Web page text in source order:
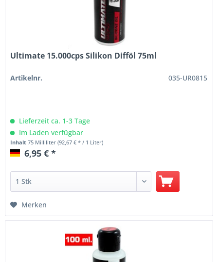
Ultimate 15.000cps Silikon Difföl 75ml
Artikelnr. 035-UR0815
Lieferzeit ca. 1-3 Tage
Im Laden verfügbar
Inhalt75 Milliliter(92,67 € * / 1 Liter)
6,95 € *
Merken